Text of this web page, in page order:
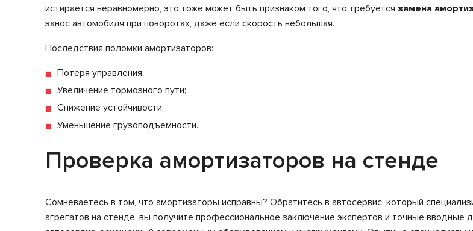
истирается неравномерно, это тоже может быть признаком того, что требуется замена
занос автомобиля при поворотах, даже если скорость небольшая.
Последствия поломки амортизаторов:
Потеря управления;
Увеличение тормозного пути;
Снижение устойчивости;
Уменьшение грузоподъемности.
Проверка амортизаторов на стенде
Сомневаетесь в том, что амортизаторы исправны? Обратитесь в автосервис, который
агрегатов на стенде, вы получите профессиональное заключение экспертов и точные